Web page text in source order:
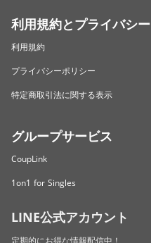
利用規約とプライバシー
利用規約
プライバシーポリシー
特定商取引法に関する表示
グループサービス
CoupLink
1on1 for Singles
LINE公式アカウント
定期的にお得な情報配信中！